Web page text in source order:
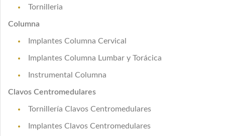
Tornilleria
Columna
Implantes Columna Cervical
Implantes Columna Lumbar y Torácica
Instrumental Columna
Clavos Centromedulares
Tornillería Clavos Centromedulares
Implantes Clavos Centromedulares